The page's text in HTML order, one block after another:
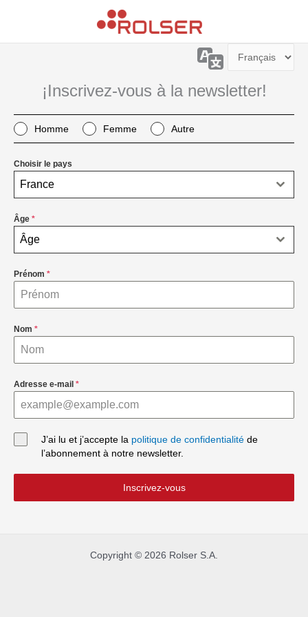
Choisir
une
¡Inscrivez-vous à la newsletter!
Homme Femme Autre
Choisir le pays
France
Âge *
Âge
Prénom *
Nom *
Adresse e-mail *
J’ai lu et j’accepte la politique de confidentia­­­lité de
l’abonnement à notre newsletter.
Inscrivez-vous
Copyright © 2026 Rolser S.A.